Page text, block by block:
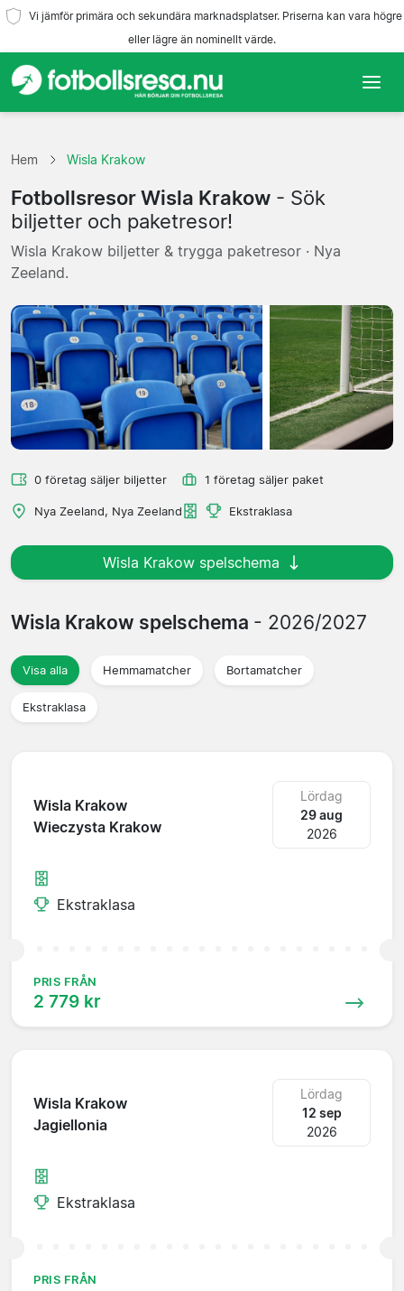
Vi jämför primära och sekundära marknadsplatser. Priserna kan vara högre
eller lägre än nominellt värde.
Lag
Ligor
Resebyråer
Hem Wisla Krakow
Fotbollsresor Wisla Krakow - Sök
biljetter och paketresor!
Wisla Krakow biljetter & trygga paketresor · Nya
Zeeland.
0 företag säljer biljetter 1 företag säljer paket
Nya Zeeland, Nya Zeeland Ekstraklasa
Wisla Krakow spelschema
Wisla Krakow spelschema - 2026/2027
Visa alla Hemmamatcher Bortamatcher
Ekstraklasa
Wisla Krakow
Wieczysta Krakow
Lördag
29 aug
2026
Ekstraklasa
PRIS FRÅN
2 779 kr
Wisla Krakow
Jagiellonia
Lördag
12 sep
2026
Ekstraklasa
PRIS FRÅN